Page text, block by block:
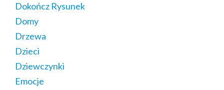
Dokończ Rysunek
Domy
Drzewa
Dzieci
Dziewczynki
Emocje